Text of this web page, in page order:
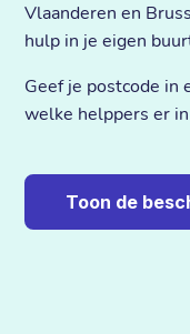
Vlaanderen en
hulp in je eigen
Geef je postcode in
welke helppers er
Toon de